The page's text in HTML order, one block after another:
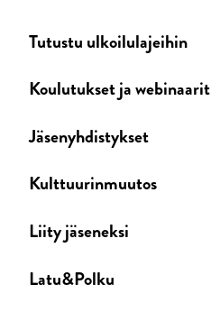
Tutustu ulkoilulajeihin
Koulutukset ja webinaarit
Jäsenyhdistykset
Kulttuurinmuutos
Liity jäseneksi
Latu&Polku